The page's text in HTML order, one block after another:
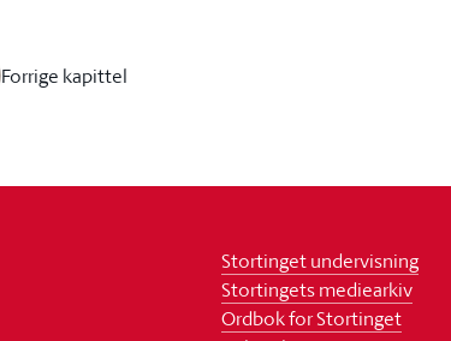
Forrige kapittel
Stortinget undervisning
Stortingets mediearkiv
Ordbok for Stortinget